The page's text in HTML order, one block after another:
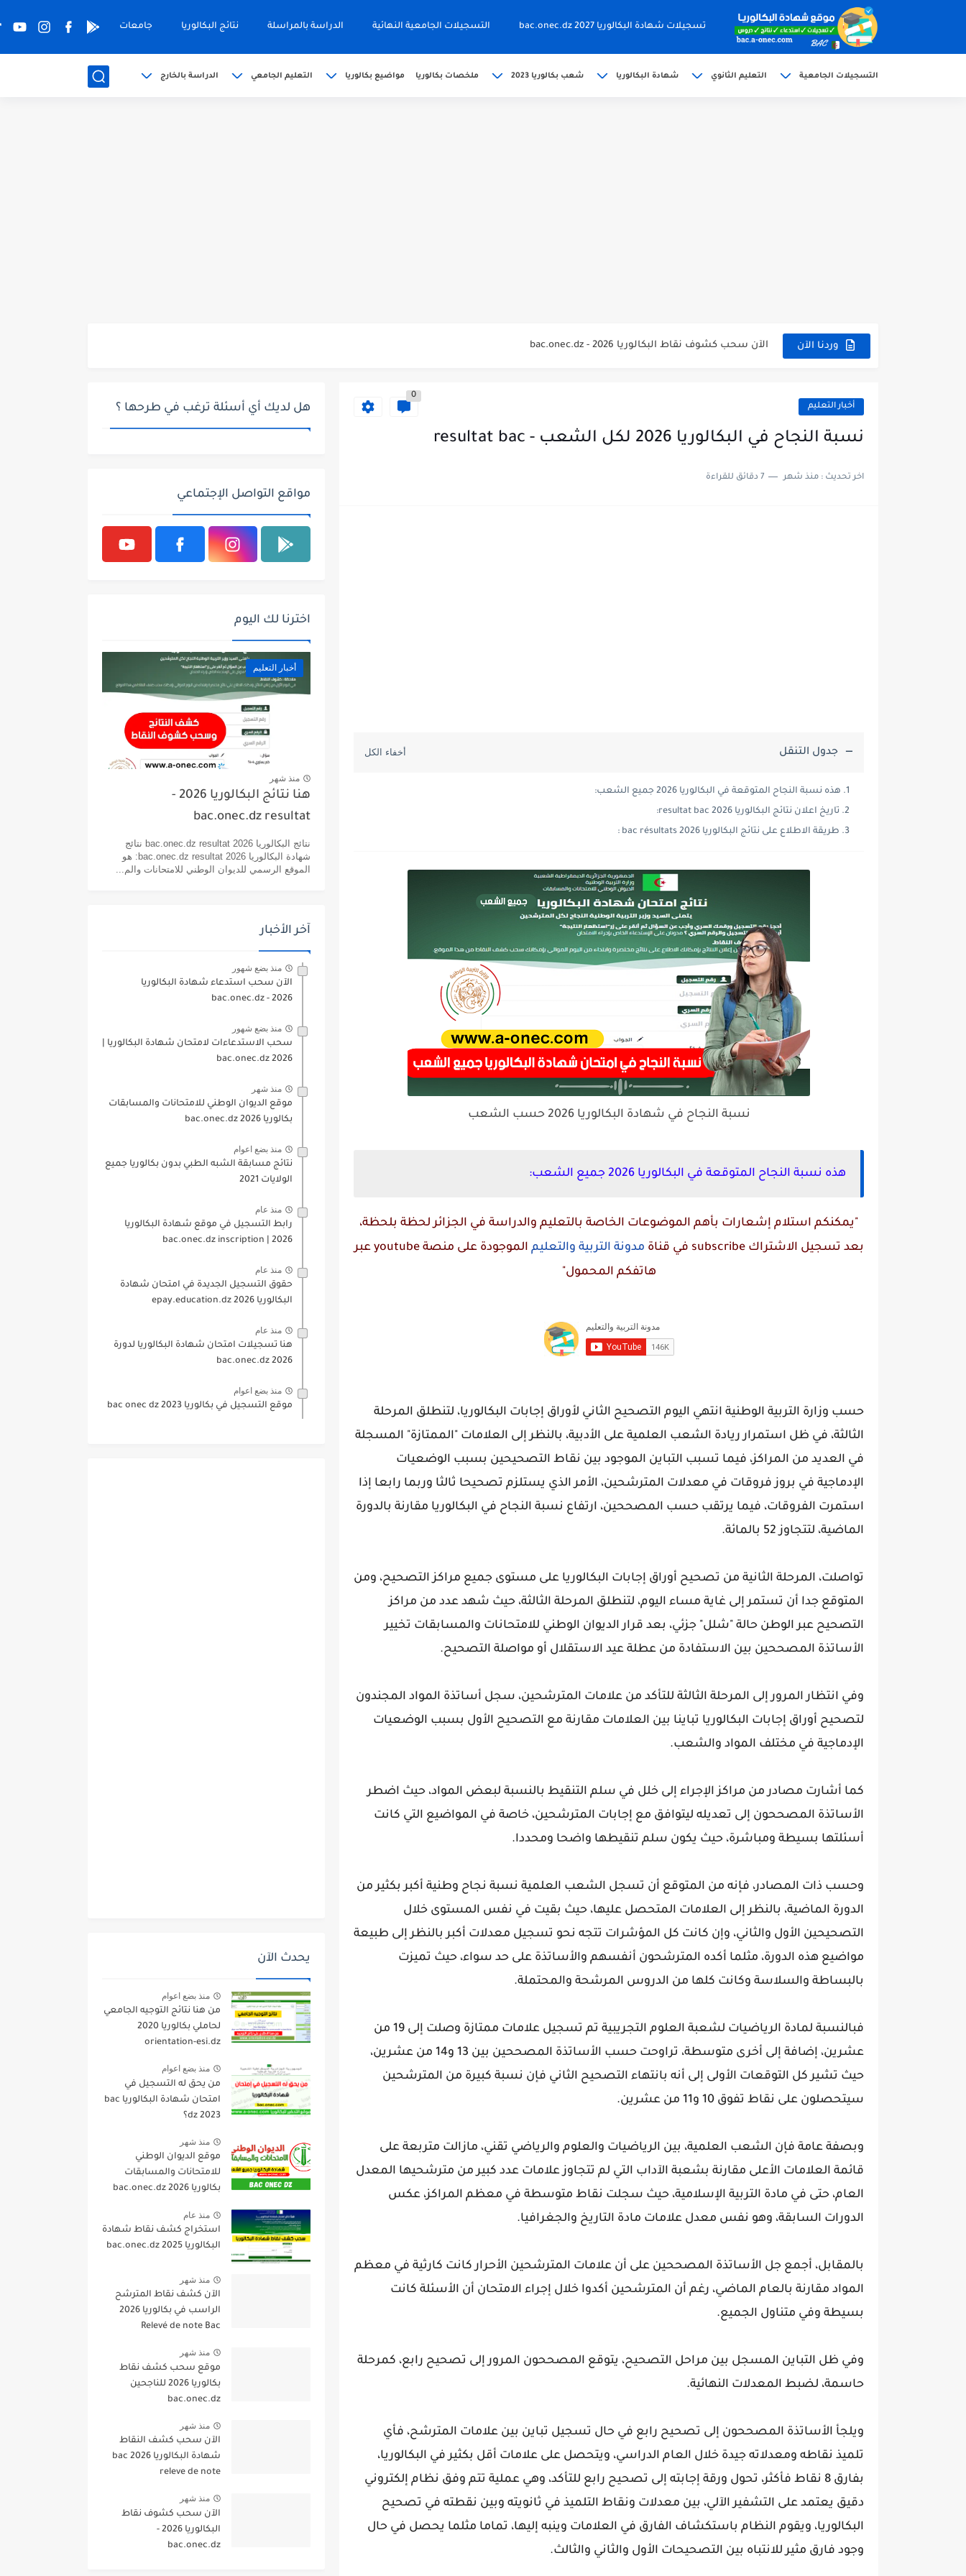
تسجيلات شهادة البكالوريا 2027 bac.onec.dz التسجيلات الجامعية النهائية الدراسة بالمراسلة نتائج البكالوريا جامعات
التسجيلات الجامعية التعليم الثانوي شهادة البكالوريا شعب بكالوريا 2023 ملخصات بكالوريا مواضيع بكالوريا التعليم الجامعي الدراسة بالخارج
وردنا الآن الآن سحب كشوف نقاط البكالوريا 2026 - bac.onec.dz
استخراج كشف نقاط شهادة البكالوريا 2026 bac.onec.dz relevè
أخبار التعليم
0
نسبة النجاح في البكالوريا 2026 لكل الشعب - resultat bac
اخر تحديث : منذ شهر 7 دقائق للقراءة
جدول التنقل
هذه نسبة النجاح المتوقعة في البكالوريا 2026 جميع الشعب:
تاريخ اعلان نتائج البكالوريا 2026 resultat bac:
طريقة الاطلاع على نتائج البكالوريا 2026 bac résultats :
نسبة النجاح في شهادة البكالوريا 2026 حسب الشعب
هذه نسبة النجاح المتوقعة في البكالوريا 2026 جميع الشعب:
"يمكنكم استلام إشعارات بأهم الموضوعات الخاصة بالتعليم والدراسة في الجزائر لحظة بلحظة،
بعد تسجيل الاشتراكsubscribe في قناة مدونة التربية والتعليم الموجودة على منصةyoutube عبر
هاتفكم المحمول"
حسب وزارة التربية الوطنية انتهي اليوم التصحيح الثاني لأوراق إجابات البكالوريا، لتنطلق المرحلة
الثالثة، في ظل استمرار ريادة الشعب العلمية على الأدبية، بالنظر إلى العلامات "الممتازة" المسجلة
في العديد من المراكز، فيما تسبب التباين الموجود بين نقاط التصحيحين بسبب الوضعيات
الإدماجية في بروز فروقات في معدلات المترشحين، الأمر الذي يستلزم تصحيحا ثالثا وربما رابعا إذا
استمرت الفروقات، فيما يرتقب حسب المصححين، ارتفاع نسبة النجاح في البكالوريا مقارنة بالدورة
الماضية، لتتجاوز 52 بالمائة.
تواصلت، المرحلة الثانية من تصحيح أوراق إجابات البكالوريا على مستوى جميع مراكز التصحيح، ومن
المتوقع جدا أن تستمر إلى غاية مساء اليوم، لتنطلق المرحلة الثالثة، حيث شهد عدد من مراكز
التصحيح عبر الوطن حالة "شلل" جزئي، بعد قرار الديوان الوطني للامتحانات والمسابقات تخيير
الأساتذة المصححين بين الاستفادة من عطلة عيد الاستقلال أو مواصلة التصحيح.
وفي انتظار المرور إلى المرحلة الثالثة للتأكد من علامات المترشحين، سجل أساتذة المواد المجندون
لتصحيح أوراق إجابات البكالوريا تباينا بين العلامات مقارنة مع التصحيح الأول بسبب الوضعيات
الإدماجية في مختلف المواد والشعب.
كما أشارت مصادر من مراكز الإجراء إلى خلل في سلم التنقيط بالنسبة لبعض المواد، حيث اضطر
الأساتذة المصححون إلى تعديله ليتوافق مع إجابات المترشحين، خاصة في المواضيع التي كانت
أسئلتها بسيطة ومباشرة، حيث يكون سلم تنقيطها واضحا ومحددا.
وحسب ذات المصادر، فإنه من المتوقع أن تسجل الشعب العلمية نسبة نجاح وطنية أكبر بكثير من
الدورة الماضية، بالنظر إلى العلامات المتحصل عليها، حيث بقيت في نفس المستوى خلال
التصحيحين الأول والثاني، وإن كانت كل المؤشرات تتجه نحو تسجيل معدلات أكبر بالنظر إلى طبيعة
مواضيع هذه الدورة، مثلما أكده المترشحون أنفسهم والأساتذة على حد سواء، حيث تميزت
بالبساطة والسلاسة وكانت كلها من الدروس المرشحة والمحتملة.
فبالنسبة لمادة الرياضيات لشعبة العلوم التجريبية تم تسجيل علامات ممتازة وصلت إلى 19 من
عشرين، إضافة إلى أخرى متوسطة، تراوحت حسب الأساتذة المصححين بين 13 و14 من عشرين،
حيث تشير كل التوقعات الأولى إلى أنه بانتهاء التصحيح الثاني فإن نسبة كبيرة من المترشحين
سيتحصلون على نقاط تفوق 10 و11 من عشرين.
وبصفة عامة فإن الشعب العلمية، بين الرياضيات والعلوم والرياضي تقني، مازالت متربعة على
قائمة العلامات الأعلى مقارنة بشعبة الآداب التي لم تتجاوز علامات عدد كبير من مترشحيها المعدل
العام، حتى في مادة التربية الإسلامية، حيث سجلت نقاط متوسطة في معظم المراكز، عكس
الدورات السابقة، وهو نفس معدل علامات مادة التاريخ والجغرافيا.
بالمقابل، أجمع جل الأساتذة المصححين على أن علامات المترشحين الأحرار كانت كارثية في معظم
المواد مقارنة بالعام الماضي، رغم أن المترشحين أكدوا خلال إجراء الامتحان أن الأسئلة كانت
بسيطة وفي متناول الجميع.
وفي ظل التباين المسجل بين مراحل التصحيح، يتوقع المصححون المرور إلى تصحيح رابع، كمرحلة
حاسمة، لضبط المعدلات النهائية.
ويلجأ الأساتذة المصححون إلى تصحيح رابع في حال تسجيل تباين بين علامات المترشح، فأي
تلميذ نقاطه ومعدلاته جيدة خلال العام الدراسي، ويتحصل على علامات أقل بكثير في البكالوريا،
بفارق 8 نقاط فأكثر، تحول ورقة إجابته إلى تصحيح رابع للتأكد، وهي عملية تتم وفق نظام إلكتروني
دقيق يعتمد على التشفير الآلي، بين معدلات ونقاط التلميذ في ثانويته وبين نقطته في تصحيح
البكالوريا، ويقوم النظام باستكشاف الفارق في العلامات وينبه إليها، تماما مثلما يحصل في حال
وجود فارق مثير للانتباه بين التصحيحات الأول والثاني والثالث.
هل لديك أي أسئلة ترغب في طرحها ؟
مواقع التواصل الإجتماعي
اخترنا لك اليوم
أخبار التعليم
منذ شهر
هنا نتائج البكالوريا 2026 -
bac.onec.dz resultat
نتائج البكالوريا 2026 bac.onec.dz resultat نتائج
شهادة البكالوريا 2026 bac.onec.dz resultat: هو
الموقع الرسمي للديوان الوطني للامتحانات والم...
آخر الأخبار
منذ بضع شهور
الآن سحب استدعاء شهادة البكالوريا
bac.onec.dz - 2026
منذ بضع شهور
سحب الاستدعاءات لامتحان شهادة البكالوريا |
2026 bac.onec.dz
منذ شهر
موقع الديوان الوطني للامتحانات والمسابقات
بكالوريا 2026 bac.onec.dz
منذ بضع اعوام
نتائج مسابقة الشبه الطبي بدون بكالوريا جميع
الولايات 2021
منذ عام
رابط التسجيل في موقع شهادة البكالوريا
2026 | bac.onec.dz inscription
منذ عام
حقوق التسجيل الجديدة في امتحان شهادة
البكالوريا 2026 epay.education.dz
منذ عام
هنا تسجيلات امتحان شهادة البكالوريا لدورة
2026 bac.onec.dz
منذ بضع اعوام
موقع التسجيل في بكالوريا 2023 bac onec dz
يحدث الآن
منذ بضع اعوام
من هنا نتائج التوجيه الجامعي
لحاملي بكالوريا 2020
orientation-esi.dz
منذ بضع اعوام
من يحق له التسجيل في
امتحان شهادة البكالوريا bac
dz 2023؟
منذ شهر
موقع الديوان الوطني
للامتحانات والمسابقات
بكالوريا 2026 bac.onec.dz
منذ عام
استخراج كشف نقاط شهادة
البكالوريا 2025 bac.onec.dz
منذ شهر
الآن كشف نقاط المترشح
الراسب في بكالوريا 2026
Relevé de note Bac
منذ شهر
موقع سحب كشف نقاط
بكالوريا 2026 للناجحين
bac.onec.dz
منذ شهر
الآن سحب كشف النقاط
شهادة البكالوريا 2026 bac
releve de note
منذ شهر
الآن سحب كشوف نقاط
البكالوريا 2026 -
bac.onec.dz